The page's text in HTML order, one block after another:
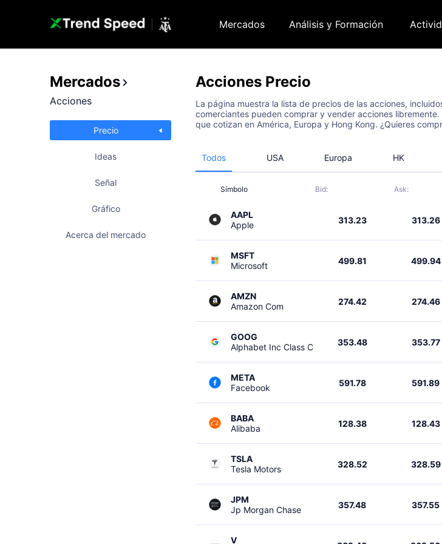
Mercados Análisis y Formación
Mercados
Acciones
Precio
Ideas
Señal
Gráfico
Acerca del mercado
Acciones Precio
La página muestra la lista de precios de las acciones,
comerciantes pueden comprar y vender acciones
que cotizan en América, Europa y Hong Kong. ¿Quieres
Todos USA Europa HK
Símbolo Bid: Ask:
AAPL
Apple
313.23 313.26
MSFT
Microsoft
499.81 499.94
AMZN
Amazon Com
274.42 274.46
GOOG
Alphabet Inc Class C
353.48 353.77
META
Facebook
591.78 591.89
BABA
Alibaba
128.38 128.43
TSLA
Tesla Motors
328.52 328.59
JPM
Jp Morgan Chase
357.48 357.55
V